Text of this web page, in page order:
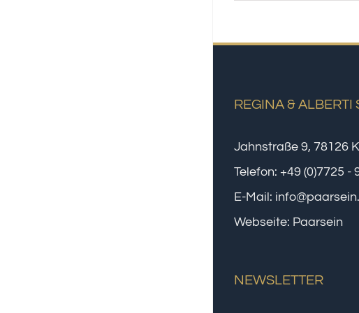
REGINA & ALBERTI
Jahnstraße 9, 78126
Telefon: +49 (0)7725 -
E-Mail:
Webseite: Paarsein
NEWSLETTER